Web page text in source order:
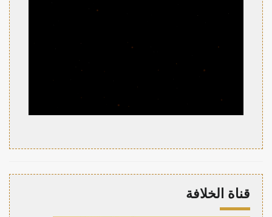
قناة الخلافة